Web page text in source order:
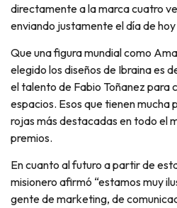
directamente a la marca cuatro
enviando justamente el día de
Que una figura mundial como
elegido los diseños de Ibraina es
el talento de Fabio Toñanez para
espacios. Esos que tienen mucha
rojas más destacadas en todo el
premios.
En cuanto al futuro a partir de
misionero afirmó “estamos muy
gente de marketing, de